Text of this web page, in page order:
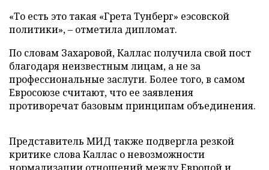
«То есть это такая «Грета Тунберг» еэсовской
политики», – отметила дипломат.
По словам Захаровой, Каллас получила свой пост
благодаря неизвестным лицам, а не за
профессиональные заслуги. Более того, в самом
Евросоюзе считают, что ее заявления
противоречат базовым принципам объединения.
Представитель МИД также подвергла резкой
критике слова Каллас о невозможности